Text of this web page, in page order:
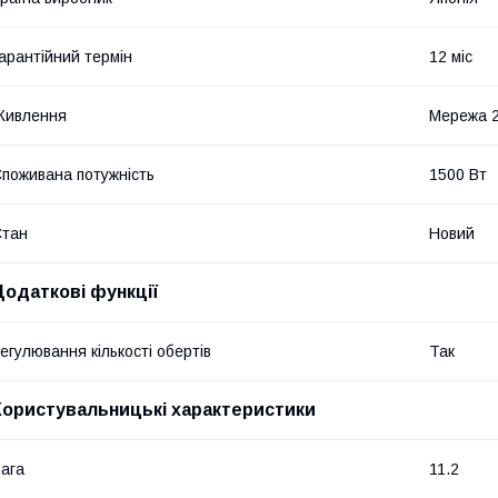
термін 12 міс
Мережа
потужність 1500 Вт
Новий
функції
кількості обертів Так
характеристики
11.2